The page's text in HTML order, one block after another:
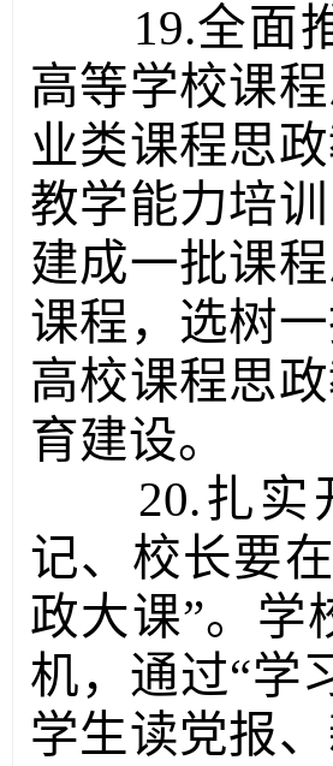
19.全面
高等学校课
业类课程思
教学能力培
建成一批课
课程，选树
高校课程思
育建设。
20.扎
记、校长要
政大课”。学
机，通过“学
学生读党报